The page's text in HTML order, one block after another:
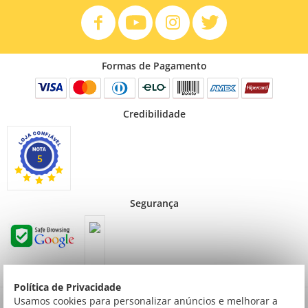
Política de Privacidade
Usamos cookies para personalizar anúncios e melhorar a
Formas de Pagamento
Credibilidade
5
Segurança
Preços válidos para consumidor final não contribuinte. Preços exclusivos para compras